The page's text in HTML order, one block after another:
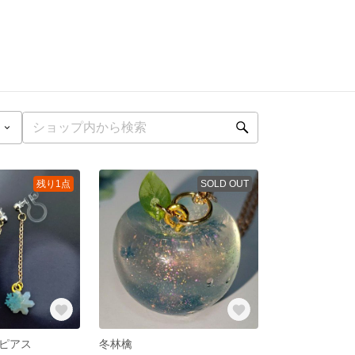
残り1点
アス
SOLD OUT
冬林檎